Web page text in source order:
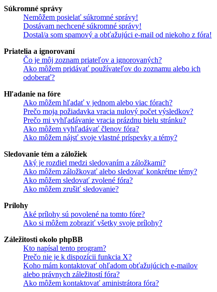
Súkromné správy
Nemôžem posielať súkromné správy!
Dostávam nechcené súkromné správy!
Dostal/a som spamový a obťažujúci e-mail od niekoho z fóra!
Priatelia a ignorovaní
Čo je môj zoznam priateľov a ignorovaných?
Ako môžem pridávať používateľov do zoznamu alebo ich
odoberať?
Hľadanie na fóre
Ako môžem hľadať v jednom alebo viac fórach?
Prečo moja požiadavka vracia nulový počet výsledkov?
Prečo mi vyhľadávanie vracia prázdnu bielu stránku?
Ako môžem vyhľadávať členov fóra?
Ako môžem nájsť svoje vlastné príspevky a témy?
Sledovanie tém a záložiek
Aký je rozdiel medzi sledovaním a záložkami?
Ako môžem záložkovať alebo sledovať konkrétne témy?
Ako môžem sledovať zvolené fóra?
Ako môžem zrušiť sledovanie?
Prílohy
Aké prílohy sú povolené na tomto fóre?
Ako si môžem zobraziť všetky svoje prílohy?
Záležitosti okolo phpBB
Kto napísal tento program?
Prečo nie je k dispozícii funkcia X?
Koho mám kontaktovať ohľadom obťažujúcich e-mailov
alebo právnych záležitostí fóra?
Ako môžem kontaktovať aministrátora fóra?